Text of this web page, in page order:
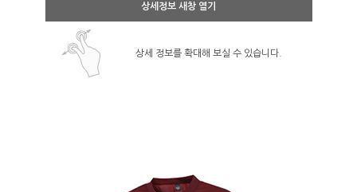
상세정보 새창 열기
상세 정보를 확대해 보실 수 있습니다.